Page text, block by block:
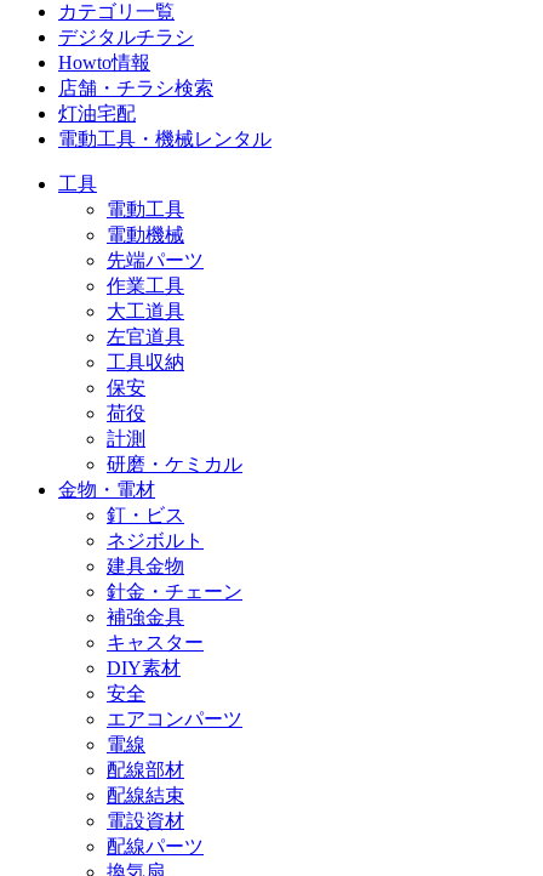
カテゴリ一覧
デジタルチラシ
Howto情報
店舗・チラシ検索
灯油宅配
電動工具・機械レンタル
工具
電動工具
電動機械
先端パーツ
作業工具
大工道具
左官道具
工具収納
保安
荷役
計測
研磨・ケミカル
金物・電材
釘・ビス
ネジボルト
建具金物
針金・チェーン
補強金具
キャスター
DIY素材
安全
エアコンパーツ
電線
配線部材
配線結束
電設資材
配線パーツ
換気扇